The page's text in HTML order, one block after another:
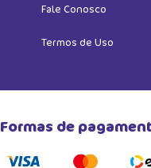
Fale Conosco
Termos de Uso
Formas de